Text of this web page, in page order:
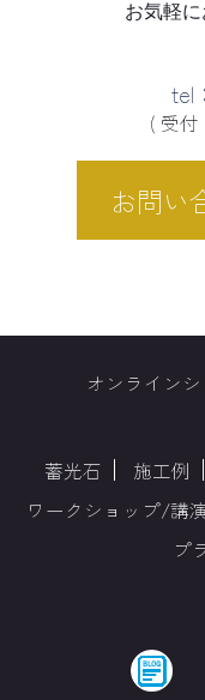
お気軽に
tel：
( 受付
お問い
オンライン
蓄光石 施工例
ワークショップ/講演
プ